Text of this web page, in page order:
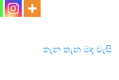
තැන තැන මඳ වැසි